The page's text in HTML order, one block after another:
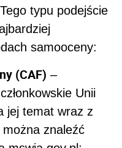
Tego typu podejście
samooceny:
(CAF) –
Unii
jej temat wraz z
znaleźć